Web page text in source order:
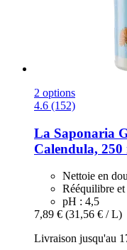
2 options
4.6 (152)
La Saponaria
Calendula, 250
Nettoie en
Rééquilibre et
pH : 4,5
7,89 € (31,56 € / L)
Livraison jusqu'au